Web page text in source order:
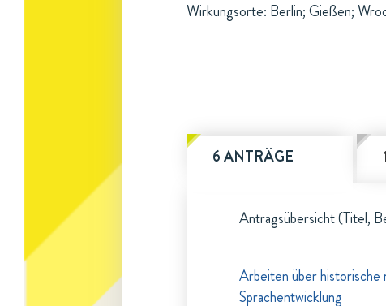
Wirkungsorte: Berlin; Gießen;
6 ANTRÄGE
Antragsübersicht (Titel,
Arbeiten über historische
Sprachentwicklung